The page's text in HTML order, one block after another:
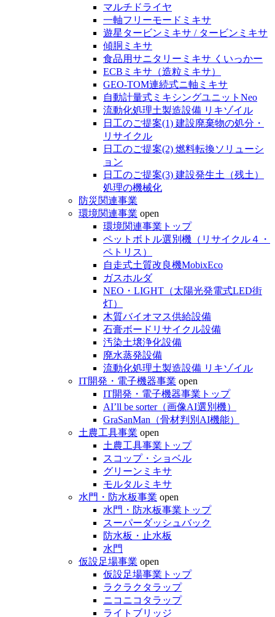
マルチドライヤ
一軸フリーモードミキサ
遊星タービンミキサ / タービンミキサ
傾胴ミキサ
食品用サニタリーミキサ くいっかー
ECBミキサ（造粒ミキサ）
GEO-TOM連続式ニ軸ミキサ
自動計量式ミキシングユニットNeo
流動化処理土製造設備 リキゾイル
日工のご提案(1) 建設廃棄物の処分・
リサイクル
日工のご提案(2) 燃料転換ソリューシ
ョン
日工のご提案(3) 建設発生土（残土）
処理の機械化
防災関連事業
環境関連事業 open
環境関連事業トップ
ペットボトル選別機（リサイクル４・
ペトリス）
自走式土質改良機MobixEco
ガスホルダ
NEO・LIGHT（太陽光発電式LED街
灯）
木質バイオマス供給設備
石膏ボードリサイクル設備
汚染土壌浄化設備
廃水蒸発設備
流動化処理土製造設備 リキゾイル
IT開発・電子機器事業 open
IT開発・電子機器事業トップ
AI’ll be sorter（画像AI選別機）
GraSanMan（骨材判別AI機能）
土農工具事業 open
土農工具事業トップ
スコップ・ショベル
グリーンミキサ
モルタルミキサ
水門・防水板事業 open
水門・防水板事業トップ
スーパーダッシュバック
防水板・止水板
水門
仮設足場事業 open
仮設足場事業トップ
ラクラクタラップ
ニコニコタラップ
ライトブリッジ